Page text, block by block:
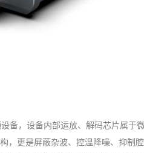
备，设备内部运放、解码芯片属于
，更是屏蔽杂波、控温降噪、抑制